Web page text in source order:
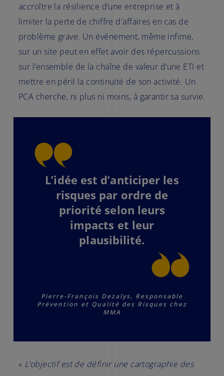
accroître la résilience d’une entreprise et à
limiter la perte de chiffre d'affaires en cas de
problème grave. Un événement, même infime,
sur un site peut en effet avoir des répercussions
sur l’ensemble de la chaîne de valeur d’une ETI et
mettre en péril la continuité de son activité. Un
PCA cherche, ni plus ni moins, à garantir sa survie.
L’idée est d’anticiper les
risques par ordre de
priorité selon leurs
impacts et leur
plausibilité.
Pierre-François Dezalys, Responsable
Prévention et Qualité des Risques chez
MMA
« L’objectif est de définir une cartographie des